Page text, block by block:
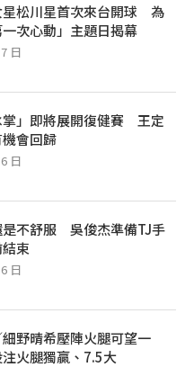
星松川星首次來台開球 為
次心動」主題日揭幕
日
掌」即將展開復健賽 王定
會回歸
日
是不舒服 吳俊杰準備TJ手
束
日
野晴希壓陣火腿可望一
火腿獨贏、7.5大